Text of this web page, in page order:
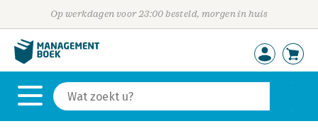
Op werkdagen voor 23:00 besteld, morgen in huis